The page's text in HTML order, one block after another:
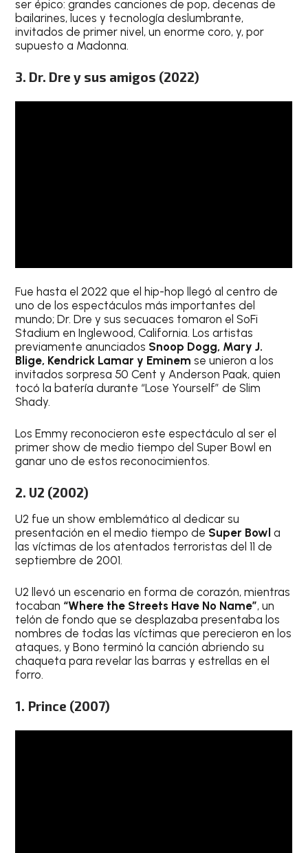
ser épico: grandes canciones de pop, decenas de
bailarines, luces y tecnología deslumbrante,
invitados de primer nivel, un enorme coro, y, por
supuesto a Madonna.
3. Dr. Dre y sus amigos (2022)
Fue hasta el 2022 que el hip-hop llegó al centro de
uno de los espectáculos más importantes del
mundo; Dr. Dre y sus secuaces tomaron el SoFi
Stadium en Inglewood, California. Los artistas
previamente anunciados Snoop Dogg, Mary J.
Blige, Kendrick Lamar y Eminem se unieron a los
invitados sorpresa 50 Cent y Anderson Paak, quien
tocó la batería durante “Lose Yourself” de Slim
Shady.
Los Emmy reconocieron este espectáculo al ser el
primer show de medio tiempo del Super Bowl en
ganar uno de estos reconocimientos.
2. U2 (2002)
U2 fue un show emblemático al dedicar su
presentación en el medio tiempo de Super Bowl a
las víctimas de los atentados terroristas del 11 de
septiembre de 2001.
U2 llevó un escenario en forma de corazón, mientras
tocaban “Where the Streets Have No Name”, un
telón de fondo que se desplazaba presentaba los
nombres de todas las víctimas que perecieron en los
ataques, y Bono terminó la canción abriendo su
chaqueta para revelar las barras y estrellas en el
forro.
1. Prince (2007)